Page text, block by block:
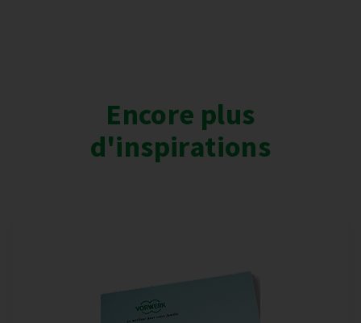
Encore plus
d'inspirations